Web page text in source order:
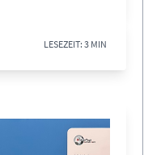
LESEZEIT: 3 MIN